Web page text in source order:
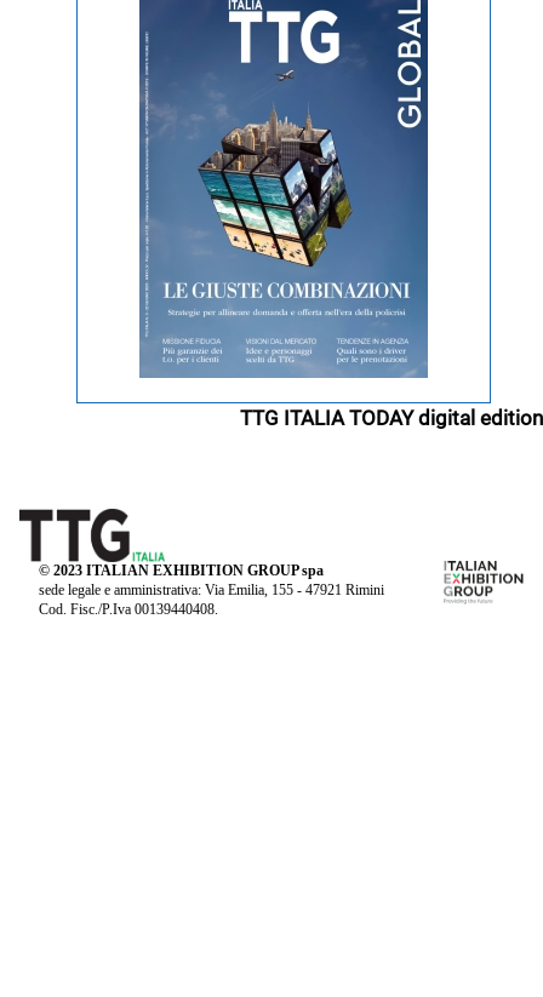
TTG ITALIA TODAY digital edition
© 2023 ITALIAN EXHIBITION GROUP spa
sede legale e amministrativa: Via Emilia, 155 - 47921 Rimini
Cod. Fisc./P.Iva 00139440408.